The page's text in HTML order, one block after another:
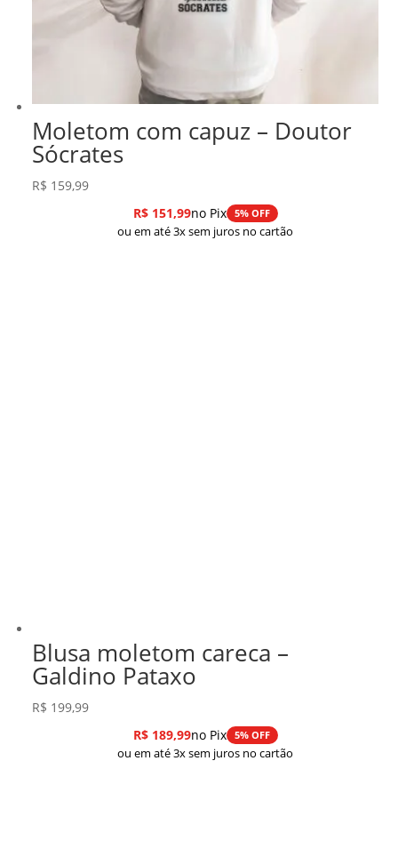
Moletom com capuz – Doutor
Sócrates
R$ 159,99
R$151,99no Pix 5% OFF
ou em até 3x sem juros no cartão
Blusa moletom careca –
Galdino Pataxo
R$ 199,99
R$189,99no Pix 5% OFF
ou em até 3x sem juros no cartão